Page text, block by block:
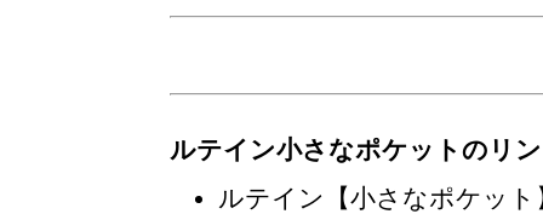
ルテイン小さなポケットのリ
ルテイン【小さなポケッ